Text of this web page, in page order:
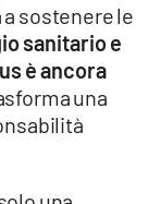
sostenere le
sanitario e
è ancora
una